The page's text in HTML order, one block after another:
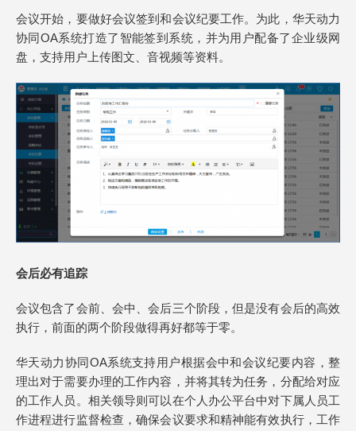
会议开始，要做好会议签到和会议纪要工作。为此，华天动力
协同OA系统打造了智能签到系统，并为用户配备了企业级网
盘，支持用户上传图文、音视频等资料。
会后必有追踪
会议包含了会前、会中、会后三个阶段，但是没有会后的高效
执行，前面的两个阶段做得再好都等于零。
华天动力协同OA系统支持用户根据会中和会议纪要内容，整
理出对于需要办理的工作内容，并将其转为任务，分配给对应
的工作人员。相关领导则可以在个人办公平台中对下属人员工
作进程进行监督检查，确保会议要求和精神能有效执行，工作